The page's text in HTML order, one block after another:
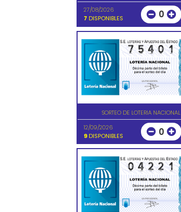
27/08/2026
7 DISPONIBLES 0
SORTEO DE LOTERIA NACIONAL
12/09/2026
9 DISPONIBLES 0